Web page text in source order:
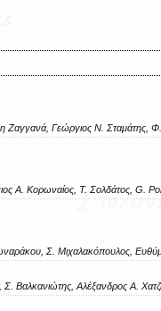
Ζαγγανά, Γεώργιος Ν. Σταμάτης,
Α. Κορωναίος, Τ. Σολδάτος, G.
Σ. Μιχαλακόπουλος,
Βαλκανιώτης, Αλέξανδρος Α.